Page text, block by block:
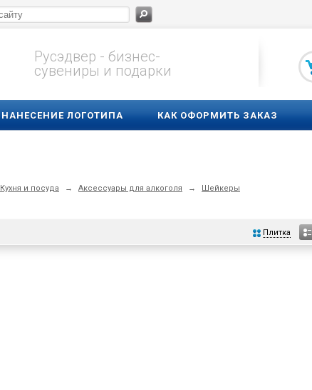
Русэдвер - бизнес-
сувениры и подарки
НАНЕСЕНИЕ ЛОГОТИПА КАК ОФОРМИТЬ ЗАКАЗ
Кухня и посуда → Аксессуары для алкоголя → Шейкеры
Плитка